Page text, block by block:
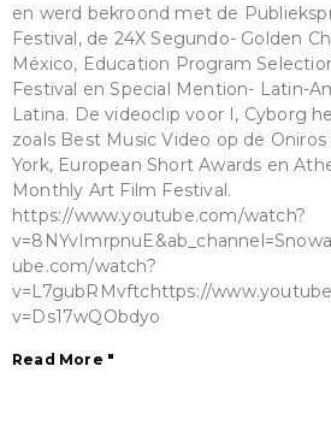
en werd bekroond met de
Festival, de 24X Segundo- Golden
México, Education Program
Festival en Special Mention- Latin-
Latina. De videoclip voor I, Cyborg
zoals Best Music Video op de
York, European Short Awards en
Monthly Art Film Festival.
https://www.youtube.com/watch?
ube.com/watch?
v=L7gubRMvftchttps://
v=Ds17wQObdyo
Read More "